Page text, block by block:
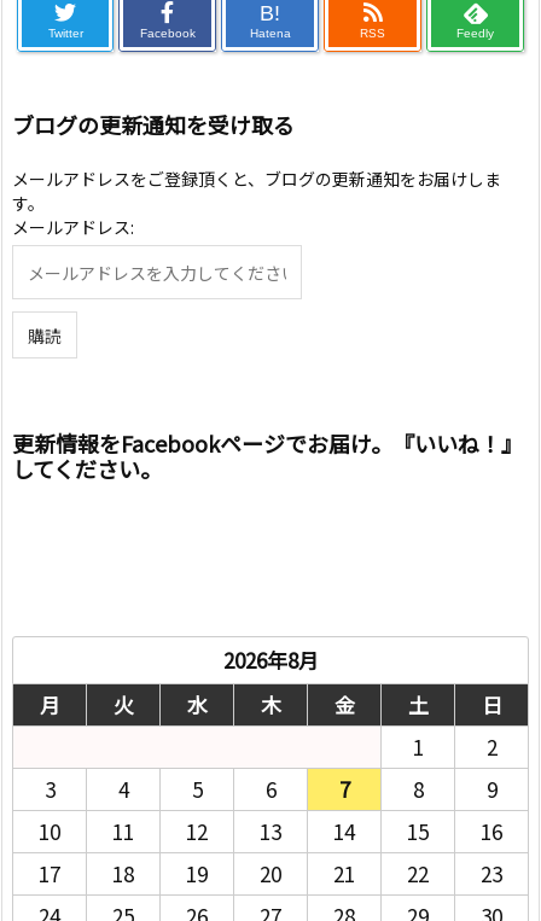
Twitter Facebook
B!
Hatena RSS Feedly
ブログの更新通知を受け取る
メールアドレスをご登録頂くと、ブログの更新通知をお届けしま
す。
メールアドレス:
更新情報をFacebookページでお届け。『いいね！』
してください。
2026年8月
月
火 水 木 金 土
日
1
2
3
4 5 6 7 8
9
10
11 12 13 14 15
16
17
18 19 20 21 22
23